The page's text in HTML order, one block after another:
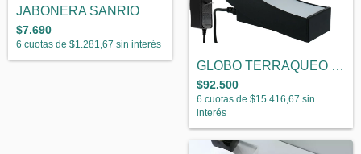
GLOBO TERRAQUEO FLOTANTE ABIERTO
$92.500
6 cuotas de $15.416,67 sin
interés
JABONERA SANRIO
$7.690
6 cuotas de $1.281,67 sin interés